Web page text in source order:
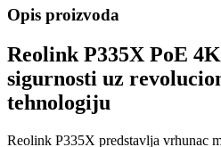
Opis proizvoda
Reolink P335X PoE
sigurnosti uz
tehnologiju
Reolink P335X predstavlja vrhunac